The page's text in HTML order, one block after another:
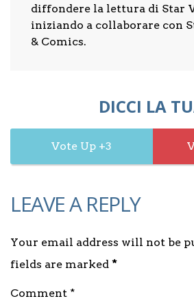
diffondere la lettura di Star
iniziando a collaborare con
& Comics.
DICCI LA
3
LEAVE A REPLY
Your email address will not be
fields are marked *
Comment *